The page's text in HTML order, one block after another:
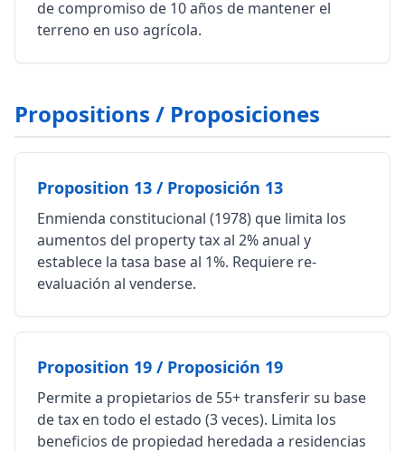
de compromiso de 10 años de mantener el
terreno en uso agrícola.
Propositions / Proposiciones
Proposition 13 / Proposición 13
Enmienda constitucional (1978) que limita los
aumentos del property tax al 2% anual y
establece la tasa base al 1%. Requiere re-
evaluación al venderse.
Proposition 19 / Proposición 19
Permite a propietarios de 55+ transferir su base
de tax en todo el estado (3 veces). Limita los
beneficios de propiedad heredada a residencias